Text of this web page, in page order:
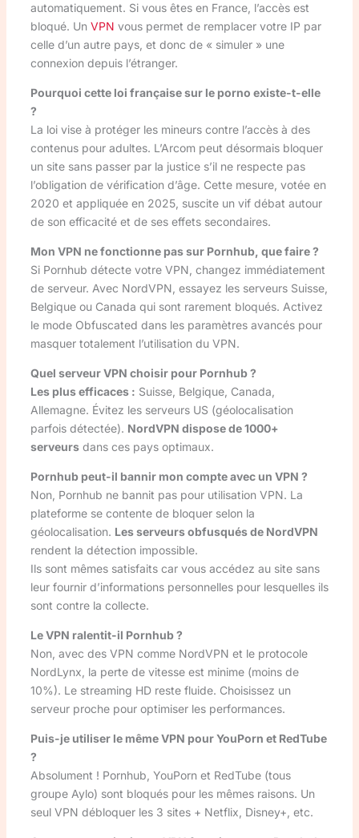
automatiquement. Si vous êtes en France, l’accès est
bloqué. Un VPN vous permet de remplacer votre IP par
celle d’un autre pays, et donc de « simuler » une
connexion depuis l’étranger.
Pourquoi cette loi française sur le porno existe-t-elle
?
La loi vise à protéger les mineurs contre l’accès à des
contenus pour adultes. L’Arcom peut désormais bloquer
un site sans passer par la justice s’il ne respecte pas
l’obligation de vérification d’âge. Cette mesure, votée en
2020 et appliquée en 2025, suscite un vif débat autour
de son efficacité et de ses effets secondaires.
Mon VPN ne fonctionne pas sur Pornhub, que faire ?
Si Pornhub détecte votre VPN, changez immédiatement
de serveur. Avec NordVPN, essayez les serveurs Suisse,
Belgique ou Canada qui sont rarement bloqués. Activez
le mode Obfuscated dans les paramètres avancés pour
masquer totalement l’utilisation du VPN.
Quel serveur VPN choisir pour Pornhub ?
Les plus efficaces : Suisse, Belgique, Canada,
Allemagne. Évitez les serveurs US (géolocalisation
parfois détectée). NordVPN dispose de 1000+
serveursdans ces pays optimaux.
Pornhub peut-il bannir mon compte avec un VPN ?
Non, Pornhub ne bannit pas pour utilisation VPN. La
plateforme se contente de bloquer selon la
géolocalisation. Les serveurs obfusqués de NordVPN
rendent la détection impossible.
Ils sont mêmes satisfaits car vous accédez au site sans
leur fournir d’informations personnelles pour lesquelles ils
sont contre la collecte.
Le VPN ralentit-il Pornhub ?
Non, avec des VPN comme NordVPN et le protocole
NordLynx, la perte de vitesse est minime (moins de
10%). Le streaming HD reste fluide. Choisissez un
serveur proche pour optimiser les performances.
Puis-je utiliser le même VPN pour YouPorn et RedTube
?
Absolument ! Pornhub, YouPorn et RedTube (tous
groupe Aylo) sont bloqués pour les mêmes raisons. Un
seul VPN débloquer les 3 sites + Netflix, Disney+, etc.